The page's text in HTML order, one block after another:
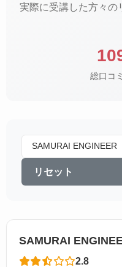
実際に受講した方々の
総口コ
リセット
SAMURAI
2.8